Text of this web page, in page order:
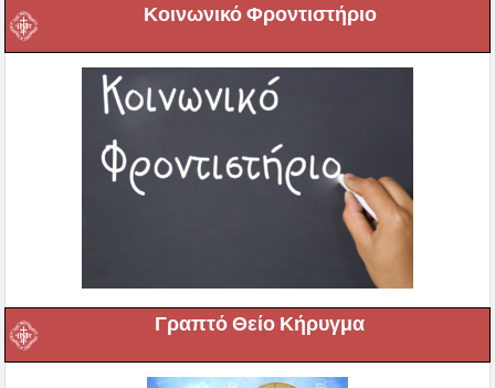
Κοινωνικό Φροντιστήριο
Γραπτό Θείο Κήρυγμα